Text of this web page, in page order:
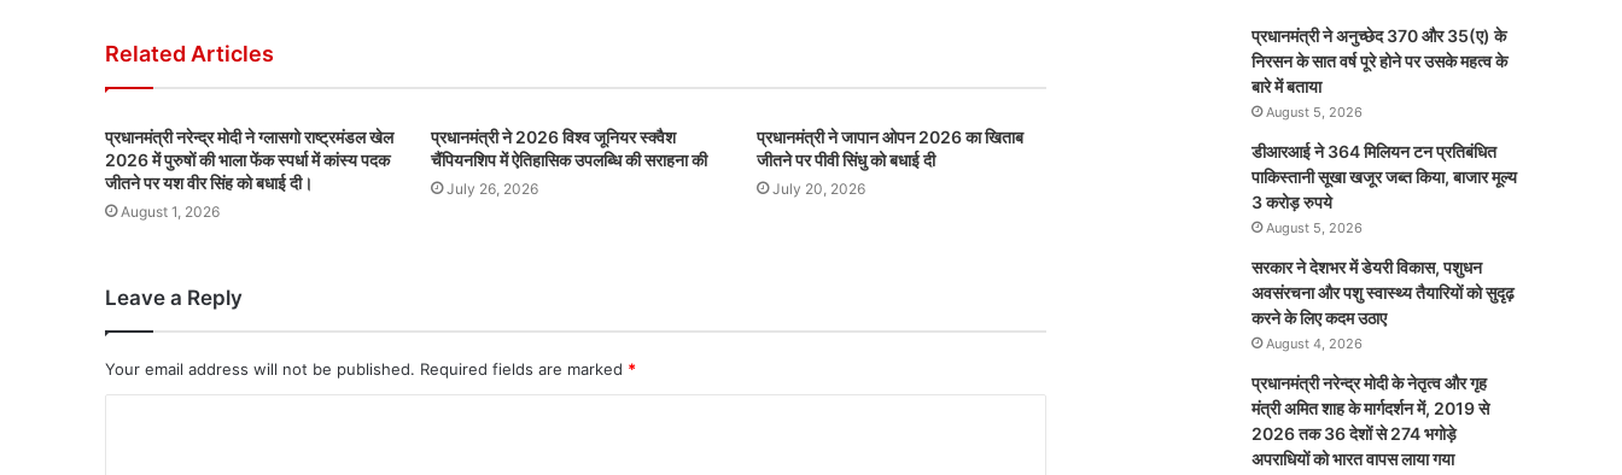
Related Articles
प्रधानमंत्री नरेन्द्र मोदी ने ग्लासगो राष्ट्रमंडल खेल
2026 में पुरुषों की भाला फेंक स्पर्धा में कांस्य पदक
जीतने पर यश वीर सिंह को बधाई दी।
August 1, 2026
प्रधानमंत्री ने 2026 विश्व जूनियर स्क्वैश
चैंपियनशिप में ऐतिहासिक उपलब्धि की सराहना की
July 26, 2026
प्रधानमंत्री ने जापान ओपन 2026 का खिताब
जीतने पर पीवी सिंधु को बधाई दी
July 20, 2026
Leave a Reply
Your email address will not be published. Required fields are marked *
प्रधानमंत्री ने अनुच्छेद 370 और 35(ए) के
निरसन के सात वर्ष पूरे होने पर उसके महत्व के
बारे में बताया
August 5, 2026
डीआरआई ने 364 मिलियन टन प्रतिबंधित
पाकिस्तानी सूखा खजूर जब्त किया, बाजार मूल्य
3 करोड़ रुपये
August 5, 2026
सरकार ने देशभर में डेयरी विकास, पशुधन
अवसंरचना और पशु स्वास्थ्य तैयारियों को सुदृढ़
करने के लिए कदम उठाए
August 4, 2026
प्रधानमंत्री नरेन्द्र मोदी के नेतृत्व और गृह
मंत्री अमित शाह के मार्गदर्शन में, 2019 से
2026 तक 36 देशों से 274 भगोड़े
अपराधियों को भारत वापस लाया गया